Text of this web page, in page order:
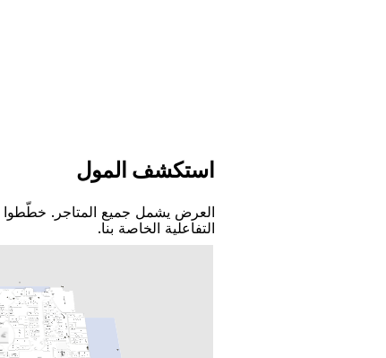
اﺳﺘﻜﺸﻒ اﻟﻤﻮﻝ
اﻟﻌﺮﺽ ﻳﺸﻤﻞ ﺟﻤﻴﻊ اﻟﻤﺘﺎﺟﺮ. ﺧﻄّﻄﻮا
اﻟﺘﻔﺎﻋﻠﻴﺔ اﻟﺨﺎﺻﺔ ﺑﻨﺎ.